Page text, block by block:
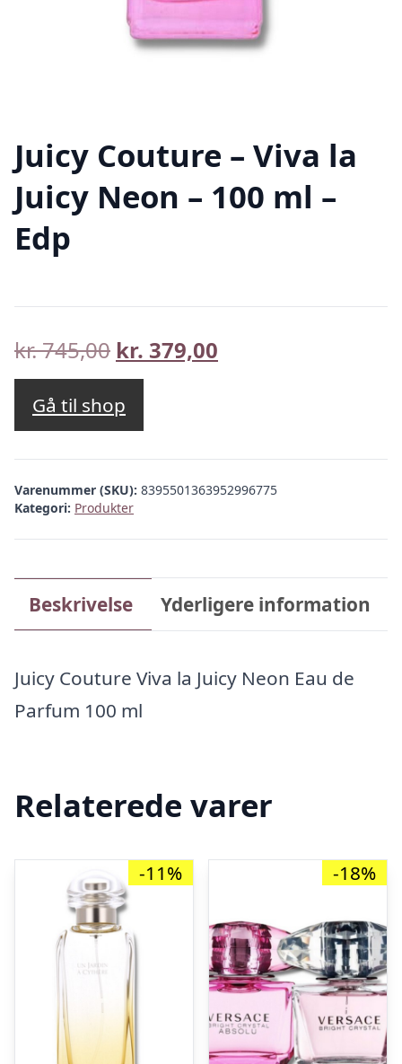
Juicy Couture – Viva la
Juicy Neon – 100 ml –
Edp
kr.745,00 Den
oprindelige
pris
var:
kr. 745,00.
kr. 379,00
kr. 379,00.
Gå til shop
Varenummer (SKU): 8395501363952996775
Kategori: Produkter
Beskrivelse Yderligere information
Juicy Couture Viva la Juicy Neon Eau de
Parfum 100 ml
Relaterede varer
-11% -18%